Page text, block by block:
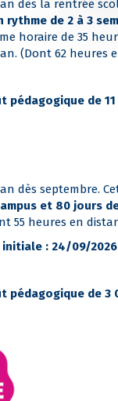
an dès la rentrée
rythme de 2 à 3
horaire de 35
(Dont 62 heures
pédagogique de 11
dès septembre.
et 80 jours
55 heures en
: 24/09/
pédagogique de 3